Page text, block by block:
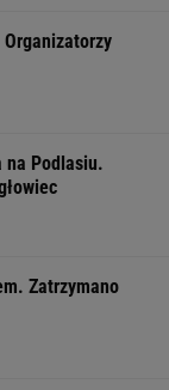
na Podlasiu.
Zatrzymano